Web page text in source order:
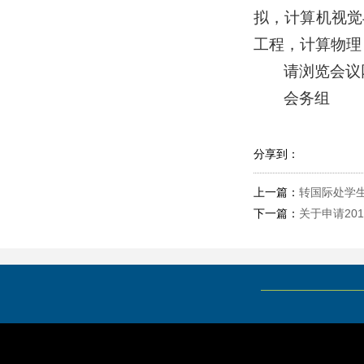
拟，计算机视
工程，计算物
请浏览会
会务组
分享到：
上一篇： 转国际处学
下一篇： 关于申请